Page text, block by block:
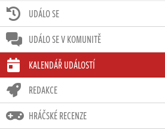
UDÁLO SE
UDÁLO SE V KOMUNITĚ
KALENDÁŘ UDÁLOSTÍ
REDAKCE
HRÁČSKÉ RECENZE